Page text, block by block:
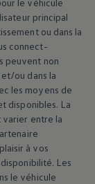
principal
ou dans la
connect-
peuvent non
ou dans la
les moyens de
disponibles. La
varier entre la
à vos
Les
le véhicule